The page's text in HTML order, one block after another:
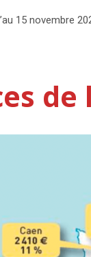
15 novembre